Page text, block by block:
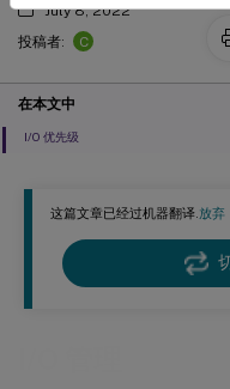
这篇文章已经过机器翻译.放弃
July 8, 2022
投稿者:
C
在本文中
I/O 优先级